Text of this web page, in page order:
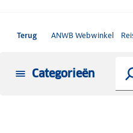
Terug ANWB Webwinkel
Categorieën